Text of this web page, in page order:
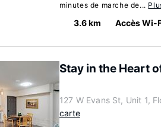
minutes de marche de...
3.6 km Accès Wi-
Stay in the Heart
127 W Evans St, Unit 1,
carte